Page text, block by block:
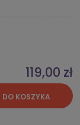
119,00 zł
DO KOSZYKA